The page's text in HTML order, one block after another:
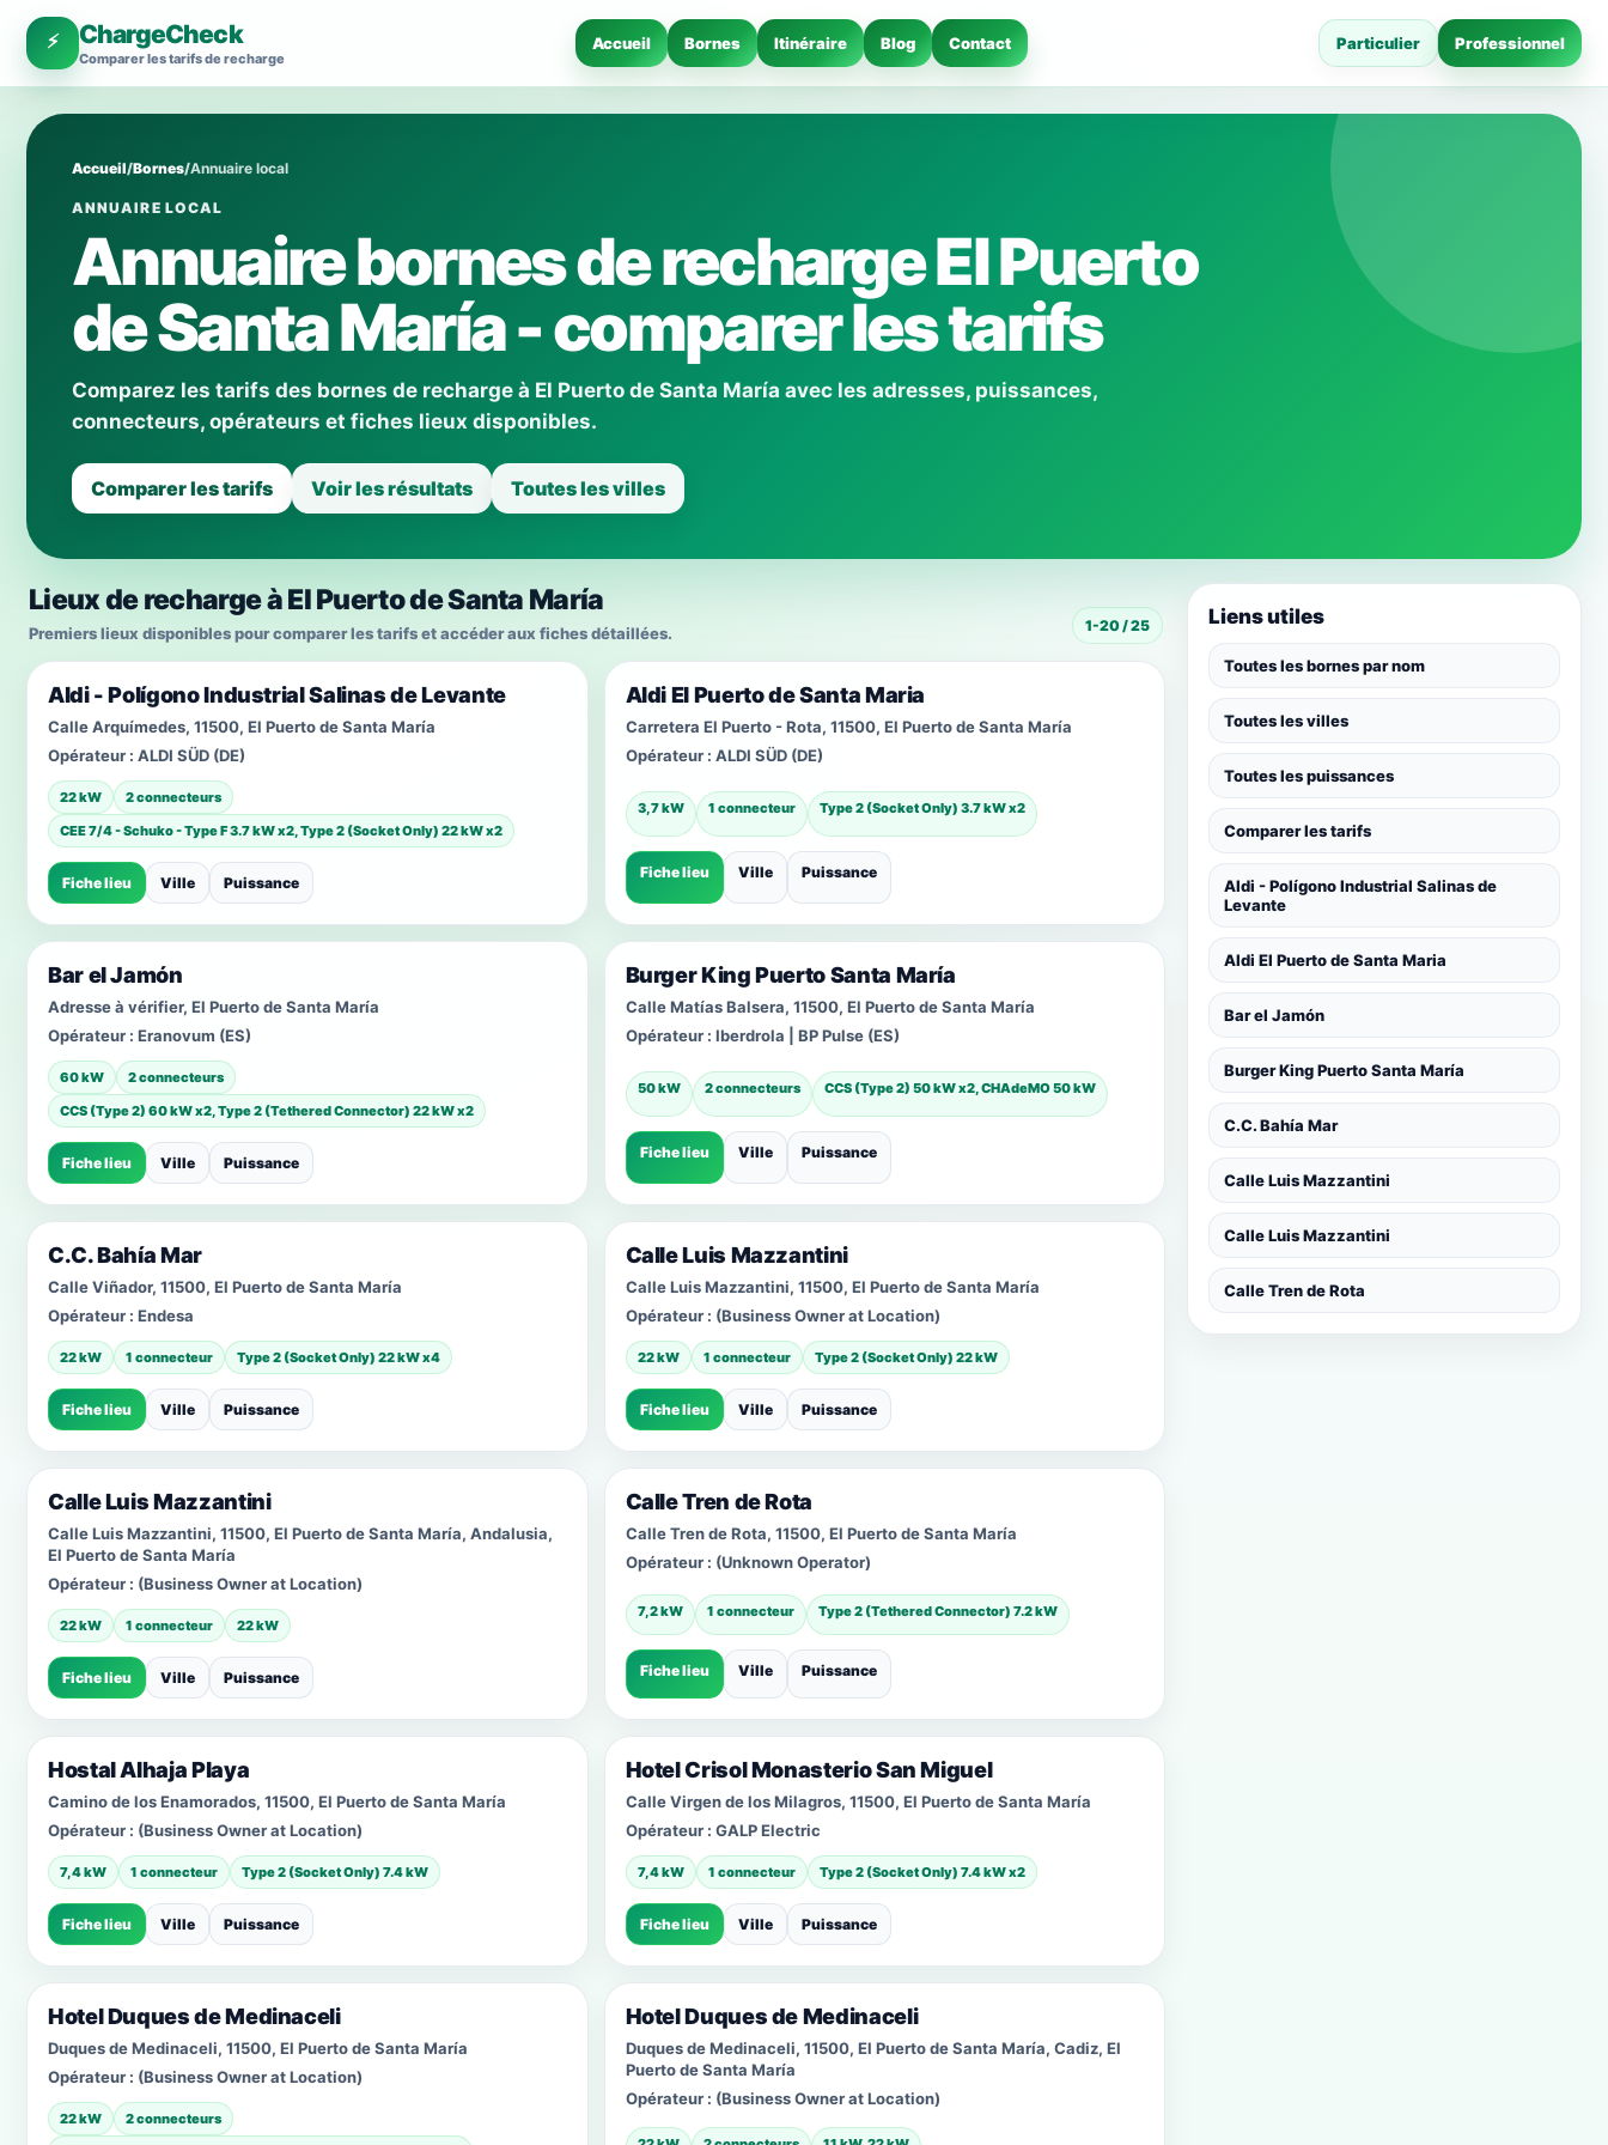
⚡ ChargeCheck
Comparer les tarifs de recharge
Accueil Bornes Itinéraire Blog Contact Particulier Professionnel
Accueil/Bornes/Annuaire local
ANNUAIRE LOCAL
Annuaire bornes de recharge El Puerto
de Santa María - comparer les tarifs
Comparez les tarifs des bornes de recharge à El Puerto de Santa María avec les adresses, puissances,
connecteurs, opérateurs et fiches lieux disponibles.
Comparer les tarifs Voir les résultats Toutes les villes
Lieux de recharge à El Puerto de Santa María
Premiers lieux disponibles pour comparer les tarifs et accéder aux fiches détaillées. 1-20 / 25
Aldi - Polígono Industrial Salinas de Levante
Calle Arquímedes, 11500, El Puerto de Santa María
Opérateur : ALDI SÜD (DE)
22 kW
2 connecteurs
CEE 7/4 - Schuko - Type F 3.7 kW x2, Type 2 (Socket Only) 22 kW x2
Fiche lieu Ville Puissance
Aldi El Puerto de Santa Maria
Carretera El Puerto - Rota, 11500, El Puerto de Santa María
Opérateur : ALDI SÜD (DE)
3,7 kW 1 connecteur Type 2 (Socket Only) 3.7 kW x2
Fiche lieu Ville Puissance
Bar el Jamón
Adresse à vérifier, El Puerto de Santa María
Opérateur : Eranovum (ES)
60 kW
2 connecteurs
CCS (Type 2) 60 kW x2, Type 2 (Tethered Connector) 22 kW x2
Fiche lieu Ville Puissance
Burger King Puerto Santa María
Calle Matías Balsera, 11500, El Puerto de Santa María
Opérateur : Iberdrola | BP Pulse (ES)
50 kW 2 connecteurs CCS (Type 2) 50 kW x2, CHAdeMO 50 kW
Fiche lieu Ville Puissance
C.C. Bahía Mar
Calle Viñador, 11500, El Puerto de Santa María
Opérateur : Endesa
22 kW 1 connecteur Type 2 (Socket Only) 22 kW x4
Fiche lieu Ville Puissance
Calle Luis Mazzantini
Calle Luis Mazzantini, 11500, El Puerto de Santa María
Opérateur : (Business Owner at Location)
22 kW 1 connecteur Type 2 (Socket Only) 22 kW
Fiche lieu Ville Puissance
Calle Luis Mazzantini
Calle Luis Mazzantini, 11500, El Puerto de Santa María, Andalusia,
El Puerto de Santa María
Opérateur : (Business Owner at Location)
22 kW 1 connecteur 22 kW
Fiche lieu Ville Puissance
Calle Tren de Rota
Calle Tren de Rota, 11500, El Puerto de Santa María
Opérateur : (Unknown Operator)
7,2 kW 1 connecteur Type 2 (Tethered Connector) 7.2 kW
Fiche lieu Ville Puissance
Hostal Alhaja Playa
Camino de los Enamorados, 11500, El Puerto de Santa María
Opérateur : (Business Owner at Location)
7,4 kW 1 connecteur Type 2 (Socket Only) 7.4 kW
Fiche lieu Ville Puissance
Hotel Crisol Monasterio San Miguel
Calle Virgen de los Milagros, 11500, El Puerto de Santa María
Opérateur : GALP Electric
7,4 kW 1 connecteur Type 2 (Socket Only) 7.4 kW x2
Fiche lieu Ville Puissance
Hotel Duques de Medinaceli
Duques de Medinaceli, 11500, El Puerto de Santa María
Opérateur : (Business Owner at Location)
22 kW
2 connecteurs
Hotel Duques de Medinaceli
Duques de Medinaceli, 11500, El Puerto de Santa María, Cadiz, El
Puerto de Santa María
Opérateur : (Business Owner at Location)
Liens utiles
Toutes les bornes par nom
Toutes les villes
Toutes les puissances
Comparer les tarifs
Aldi - Polígono Industrial Salinas de
Levante
Aldi El Puerto de Santa Maria
Bar el Jamón
Burger King Puerto Santa María
C.C. Bahía Mar
Calle Luis Mazzantini
Calle Luis Mazzantini
Calle Tren de Rota